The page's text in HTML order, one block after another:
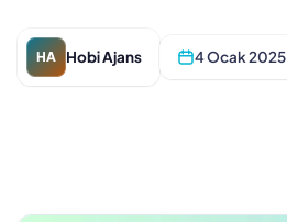
HA Hobi Ajans 4 Ocak 2025